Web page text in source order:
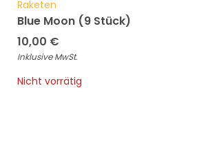
Raketen
Blue Moon (9 Stück)
10,00 €
Inklusive MwSt.
Nicht vorrätig